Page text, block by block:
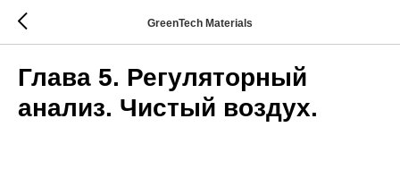
GreenTech Materials
Глава 5. Регуляторный
анализ. Чистый воздух.